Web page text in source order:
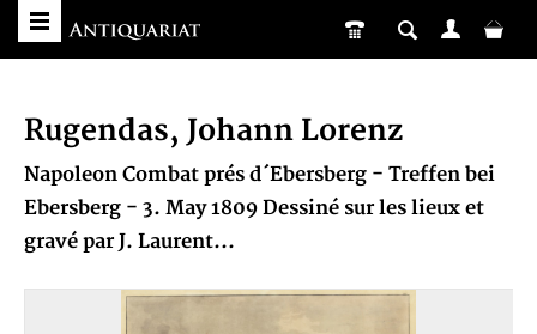
Rugendas, Johann Lorenz
Napoleon Combat prés d´Ebersberg - Treffen bei
Ebersberg - 3. May 1809 Dessiné sur les lieux et
gravé par J. Laurent...